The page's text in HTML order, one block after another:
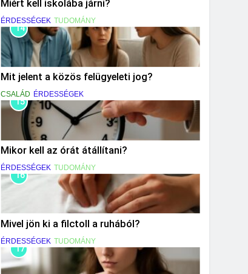
Miért kell iskolába járni?
ÉRDESSÉGEK TUDOMÁNY
14
Mit jelent a közös felügyeleti jog?
CSALÁD ÉRDESSÉGEK
15
Mikor kell az órát átállítani?
ÉRDESSÉGEK TUDOMÁNY
16
Mivel jön ki a filctoll a ruhából?
ÉRDESSÉGEK TUDOMÁNY
17